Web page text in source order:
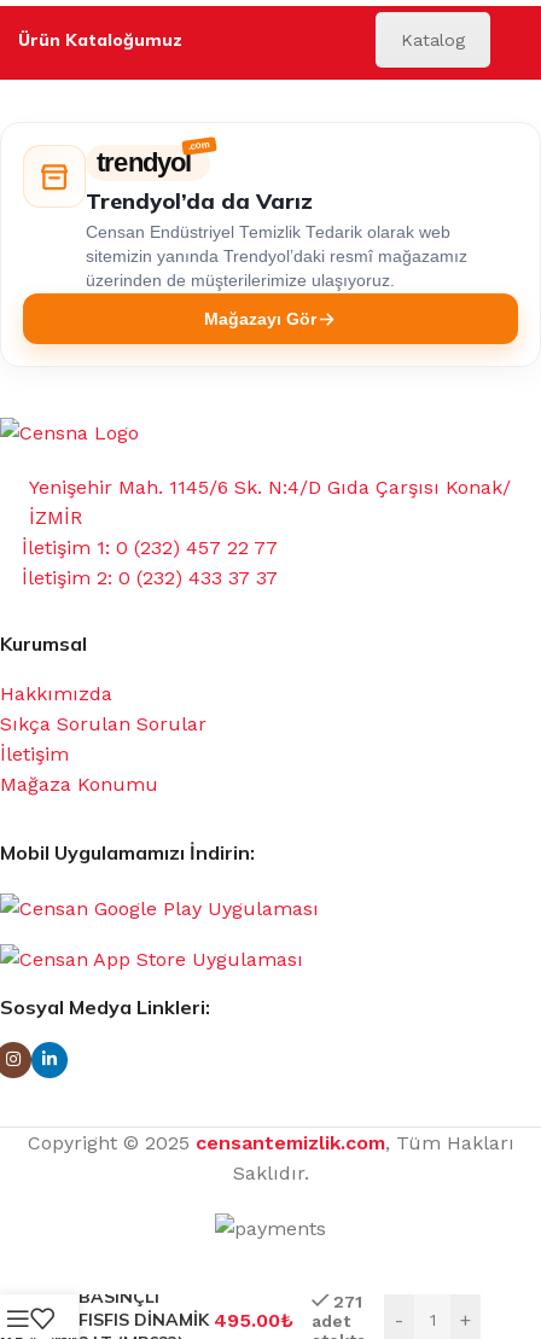
Ürün Kataloğumuz Katalog
trendyol
Trendyol’da da Varız
Censan Endüstriyel Temizlik Tedarik olarak web
sitemizin yanında Trendyol’daki resmî mağazamız
üzerinden de müşterilerimize ulaşıyoruz.
Mağazayı Gör
Yenişehir Mah. 1145/6 Sk. N:4/D Gıda Çarşısı Konak/
İZMİR
İletişim 1: 0 (232) 457 22 77
İletişim 2: 0 (232) 433 37 37
Kurumsal
Hakkımızda
Sıkça Sorulan Sorular
İletişim
Mağaza Konumu
Mobil Uygulamamızı İndirin:
Sosyal Medya Linkleri:
Copyright © 2025 censantemizlik.com, Tüm Hakları
Saklıdır.
BASINÇLI
FISFIS DİNAMİK 495.00₺
271
adet
- +